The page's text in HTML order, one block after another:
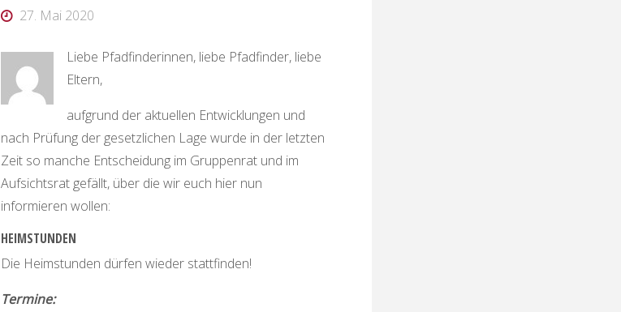
27. Mai 2020
Liebe Pfadfinderinnen, liebe Pfadfinder, liebe
Eltern,
aufgrund der aktuellen Entwicklungen und
nach Prüfung der gesetzlichen Lage wurde in der letzten
Zeit so manche Entscheidung im Gruppenrat und im
Aufsichtsrat gefällt, über die wir euch hier nun
informieren wollen:
HEIMSTUNDEN
Die Heimstunden dürfen wieder stattfinden!
Termine: